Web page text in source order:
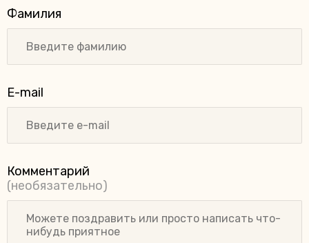
Фамилия
E-mail
Комментарий
(необязательно)